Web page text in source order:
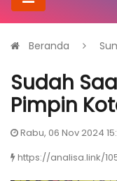
Beranda
Sudah
Pimpin
Rabu, 06 Nov 2024
https://analisa.link/